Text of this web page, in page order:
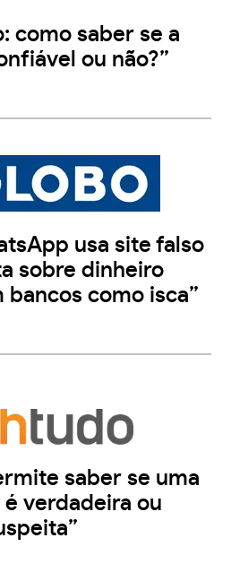
como saber se a
ou não?”
usa site falso
sobre dinheiro
como isca”
saber se uma
é verdadeira ou